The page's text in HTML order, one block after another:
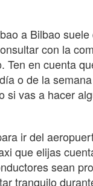
a Bilbao
con la
Ten en cuenta
o de la
si vas a hacer
ir del
que elijas
sean
tranquilo